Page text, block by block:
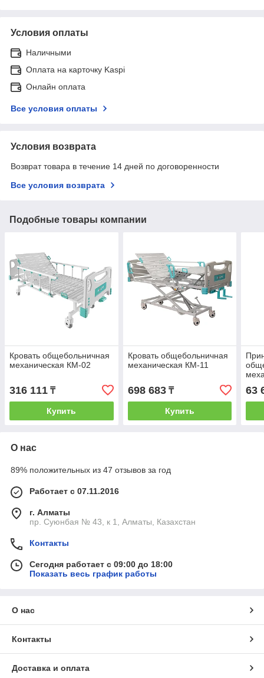
Условия оплаты
Наличными
Оплата на карточку Kaspi
Онлайн оплата
Все условия оплаты
Условия возврата
Возврат товара в течение 14 дней по договоренности
Все условия возврата
Подобные товары компании
Кровать общебольничная
механическая КМ-02
316 111 ₸
Купить
Кровать общебольничная
механическая КМ-11
698 683₸
Купить
63
О нас
89% положительных из 47 отзывов за год
Работает с 07.11.2016
г. Алматы
пр. Суюнбая № 43, к 1, Алматы, Казахстан
Контакты
Сегодня работает с 09:00 до 18:00
Показать весь график работы
О нас
Контакты
Доставка и оплата